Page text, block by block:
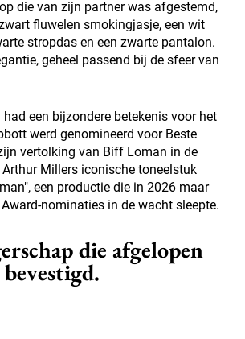
die van zijn partner was afgestemd,
fluwelen smokingjasje, een wit
stropdas en een zwarte pantalon.
geheel passend bij de sfeer van
een bijzondere betekenis voor het
werd genomineerd voor Beste
vertolking van Biff Loman in de
Millers iconische toneelstuk
een productie die in 2026 maar
nominaties in de wacht sleepte.
die afgelopen